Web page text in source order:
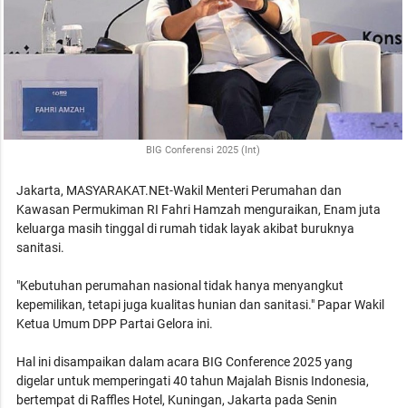
BIG Conferensi 2025 (Int)
Jakarta, MASYARAKAT.NEt-Wakil Menteri Perumahan dan
Kawasan Permukiman RI Fahri Hamzah menguraikan, Enam juta
keluarga masih tinggal di rumah tidak layak akibat buruknya
sanitasi.
"Kebutuhan perumahan nasional tidak hanya menyangkut
kepemilikan, tetapi juga kualitas hunian dan sanitasi." Papar Wakil
Ketua Umum DPP Partai Gelora ini.
Hal ini disampaikan dalam acara BIG Conference 2025 yang
digelar untuk memperingati 40 tahun Majalah Bisnis Indonesia,
bertempat di Raffles Hotel, Kuningan, Jakarta pada Senin